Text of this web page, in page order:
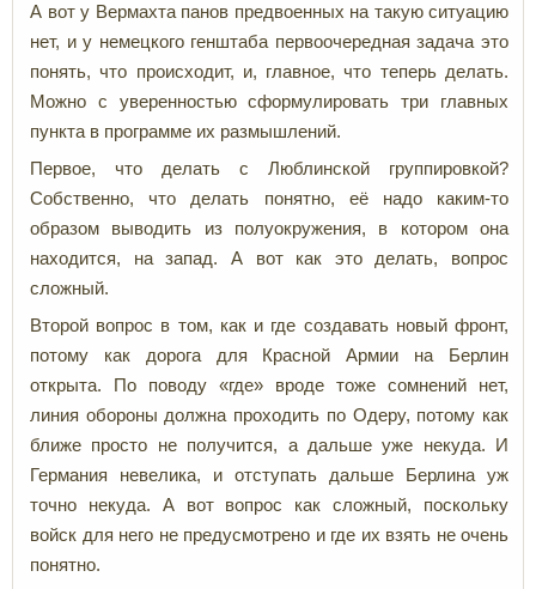
А вот у Вермахта панов предвоенных на такую ситуацию
нет, и у немецкого генштаба первоочередная задача это
понять, что происходит, и, главное, что теперь делать.
Можно с уверенностью сформулировать три главных
пункта в программе их размышлений.
Первое, что делать с Люблинской группировкой?
Собственно, что делать понятно, её надо каким-то
образом выводить из полуокружения, в котором она
находится, на запад. А вот как это делать, вопрос
сложный.
Второй вопрос в том, как и где создавать новый фронт,
потому как дорога для Красной Армии на Берлин
открыта. По поводу «где» вроде тоже сомнений нет,
линия обороны должна проходить по Одеру, потому как
ближе просто не получится, а дальше уже некуда. И
Германия невелика, и отступать дальше Берлина уж
точно некуда. А вот вопрос как сложный, поскольку
войск для него не предусмотрено и где их взять не очень
понятно.